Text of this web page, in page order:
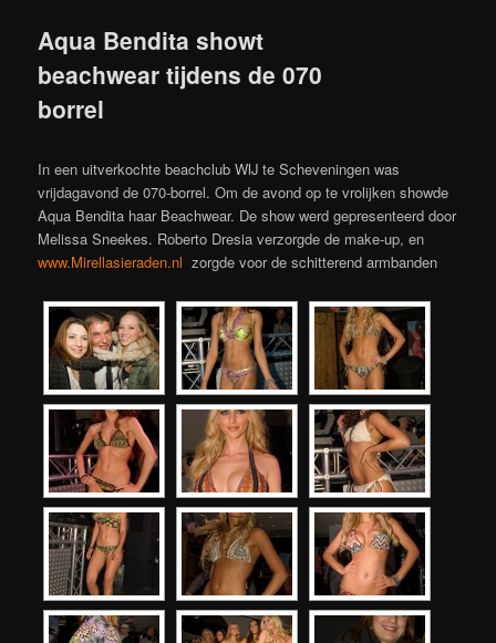
Aqua Bendita showt
beachwear tijdens de 070
borrel
In een uitverkochte beachclub WIJ te Scheveningen was
vrijdagavond de 070-borrel. Om de avond op te vrolijken showde
Aqua Bendita haar Beachwear. De show werd gepresenteerd door
Melissa Sneekes. Roberto Dresia verzorgde de make-up, en
www.Mirellasieraden.nl zorgde voor de schitterend armbanden